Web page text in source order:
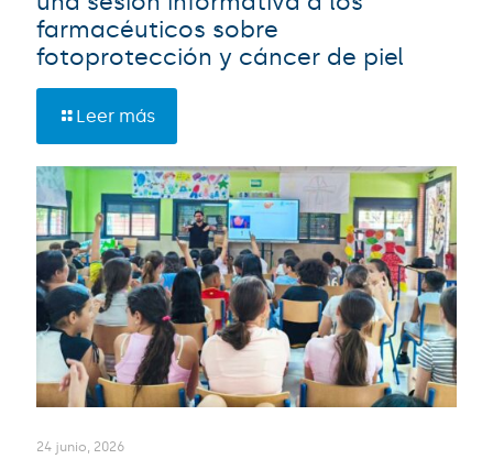
farmacéuticos sobre
fotoprotección y cáncer de piel
Leer más
24 junio, 2026